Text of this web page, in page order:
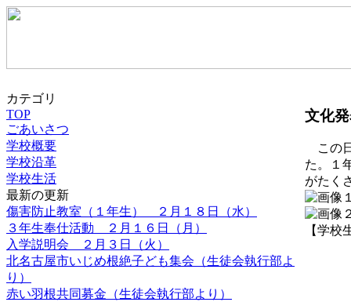
カテゴリ
TOP
ごあいさつ
学校概要
学校沿革
学校生活
最新の更新
傷害防止教室（１年生） ２月１８日（水）
３年生奉仕活動 ２月１６日（月）
入学説明会 ２月３日（火）
北名古屋市いじめ根絶子ども集会（生徒会執行部よ
り）
赤い羽根共同募金（生徒会執行部より）
文化
この
た。１
がたく
【学校